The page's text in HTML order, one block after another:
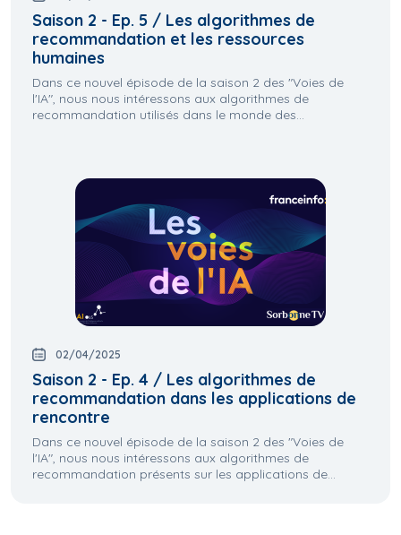
Saison 2 - Ep. 5 / Les algorithmes de
recommandation et les ressources
humaines
Dans ce nouvel épisode de la saison 2 des "Voies de
l'IA", nous nous intéressons aux algorithmes de
recommandation utilisés dans le monde des...
02/04/2025
Saison 2 - Ep. 4 / Les algorithmes de
recommandation dans les applications de
rencontre
Dans ce nouvel épisode de la saison 2 des "Voies de
l'IA", nous nous intéressons aux algorithmes de
recommandation présents sur les applications de...